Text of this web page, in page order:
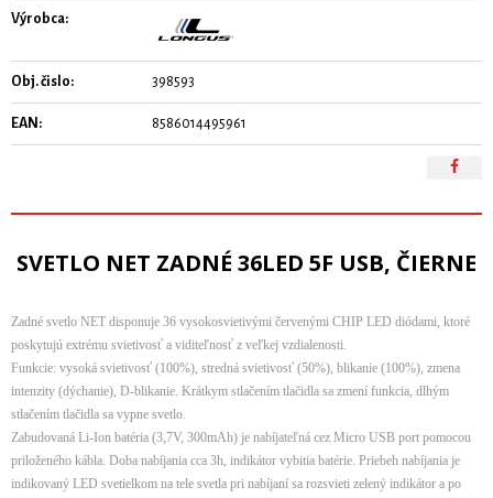
Výrobca:
Obj. čislo: 398593
EAN: 8586014495961
SVETLO NET ZADNÉ 36LED 5F USB, ČIERNE
Zadné svetlo NET disponuje 36 vysokosvietivými červenými CHIP LED diódami, ktoré
poskytujú extrému svietivosť a viditeľnosť z veľkej vzdialenosti.
Funkcie: vysoká svietivosť (100%), stredná svietivosť (50%), blikanie (100%), zmena
intenzity (dýchanie), D-blikanie. Krátkym stlačením tlačidla sa zmení funkcia, dlhým
stlačením tlačidla sa vypne svetlo.
Zabudovaná Li-Ion batéria (3,7V, 300mAh) je nabíjateľná cez Micro USB port pomocou
priloženého kábla. Doba nabíjania cca 3h, indikátor vybitia batérie. Priebeh nabíjania je
indikovaný LED svetielkom na tele svetla pri nabíjaní sa rozsvieti zelený indikátor a po